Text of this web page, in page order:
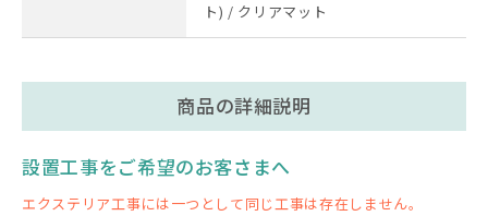
ト) / クリアマット
商品の詳細説明
設置工事をご希望のお客さまへ
エクステリア工事には一つとして同じ工事は存在しません。